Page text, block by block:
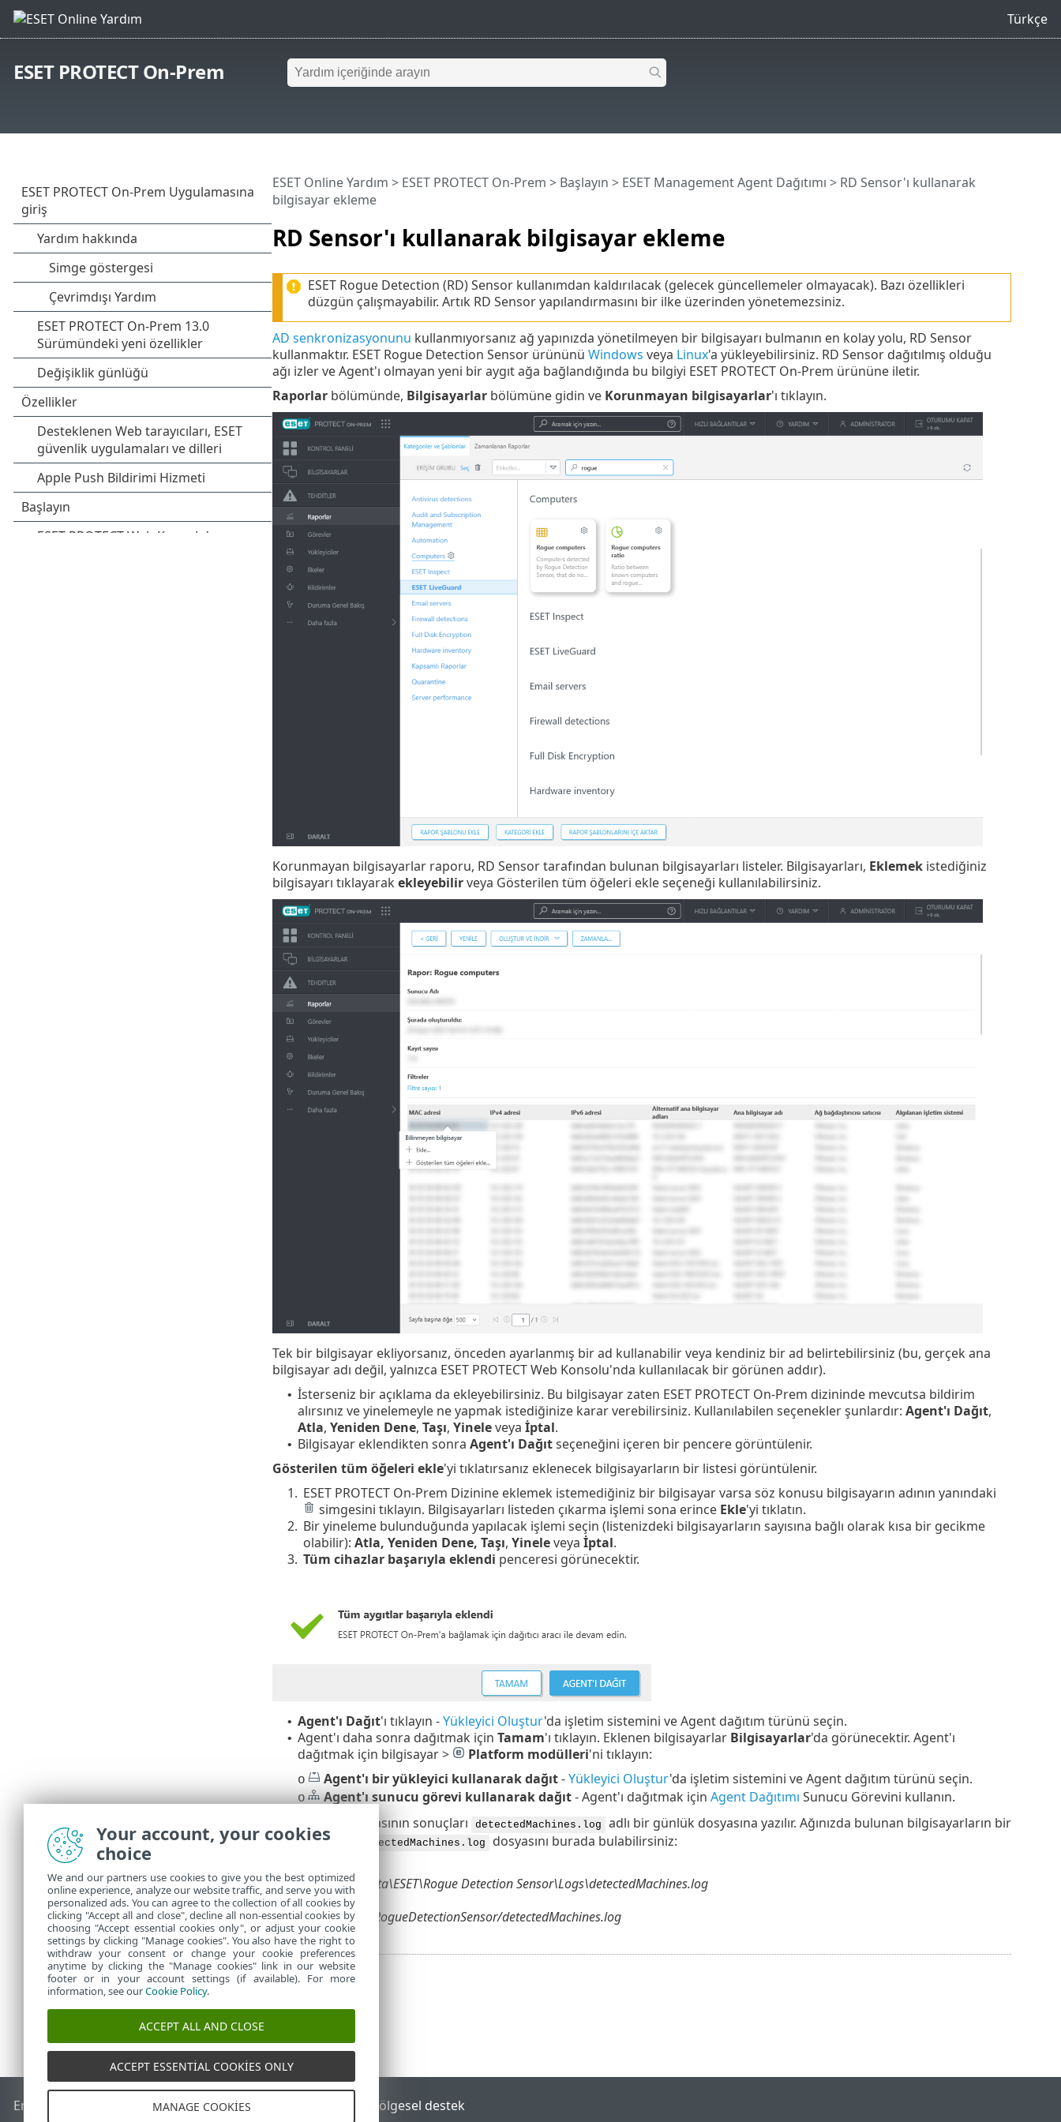
Türkçe
ESET PROTECT On-Prem
RD Sensor'ı kullanarak bilgisayar ekleme
ESET Online Yardım > ESET PROTECT On-Prem > Başlayın > ESET Management Agent Dağıtımı > RD Sensor'ı kullanarak
bilgisayar ekleme
ESET Rogue Detection (RD) Sensor kullanımdan kaldırılacak (gelecek güncellemeler olmayacak). Bazı özellikleri
düzgün çalışmayabilir. Artık RD Sensor yapılandırmasını bir ilke üzerinden yönetemezsiniz.
AD senkronizasyonunu kullanmıyorsanız ağ yapınızda yönetilmeyen bir bilgisayarı bulmanın en kolay yolu, RD Sensor
kullanmaktır. ESET Rogue Detection Sensor ürününü Windows veya Linux'a yükleyebilirsiniz. RD Sensor dağıtılmış olduğu
ağı izler ve Agent'ı olmayan yeni bir aygıt ağa bağlandığında bu bilgiyi ESET PROTECT On-Prem ürününe iletir.
Raporlarbölümünde, Bilgisayarlarbölümüne gidin ve Korunmayan bilgisayarlar'ı tıklayın.
Korunmayan bilgisayarlar raporu, RD Sensor tarafından bulunan bilgisayarları listeler. Bilgisayarları, Eklemekistediğiniz
bilgisayarı tıklayarak ekleyebilirveya Gösterilen tüm öğeleri ekle seçeneği kullanılabilirsiniz.
Tek bir bilgisayar ekliyorsanız, önceden ayarlanmış bir ad kullanabilir veya kendiniz bir ad belirtebilirsiniz (bu, gerçek ana
bilgisayar adı değil, yalnızca ESET PROTECT Web Konsolu'nda kullanılacak bir görünen addır).
• İsterseniz bir açıklama da ekleyebilirsiniz. Bu bilgisayar zaten ESET PROTECT On-Prem dizininde mevcutsa bildirim
alırsınız ve yinelemeyle ne yapmak istediğinize karar verebilirsiniz. Kullanılabilen seçenekler şunlardır: Agent'ı Dağıt,
Atla, Yeniden Dene, Taşı, Yineleveya İptal.
• Bilgisayar eklendikten sonra Agent'ı Dağıtseçeneğini içeren bir pencere görüntülenir.
Gösterilen tüm öğeleri ekle'yi tıklatırsanız eklenecek bilgisayarların bir listesi görüntülenir.
1. ESET PROTECT On-Prem Dizinine eklemek istemediğiniz bir bilgisayar varsa söz konusu bilgisayarın adının yanındaki
simgesini tıklayın. Bilgisayarları listeden çıkarma işlemi sona erince Ekle'yi tıklatın.
2. Bir yineleme bulunduğunda yapılacak işlemi seçin (listenizdeki bilgisayarların sayısına bağlı olarak kısa bir gecikme
olabilir): Atla, Yeniden Dene, Taşı, Yineleveya İptal.
3. Tüm cihazlar başarıyla eklendi penceresi görünecektir.
• Agent'ı Dağıt'ı tıklayın -Yükleyici Oluştur'da işletim sistemini ve Agent dağıtım türünü seçin.
• Agent'ı daha sonra dağıtmak için Tamam'ı tıklayın. Eklenen bilgisayarlar Bilgisayarlar'da görünecektir. Agent'ı
dağıtmak için bilgisayar >
Platform modülleri'ni tıklayın:
o Agent'ı bir yükleyici kullanarak dağıt-Yükleyici Oluştur'da işletim sistemini ve Agent dağıtım türünü seçin.
o Agent'ı sunucu görevi kullanarak dağıt- Agent'ı dağıtmak için Agent Dağıtımı Sunucu Görevini kullanın.
RD Sensor taramasının sonuçları
detectedMachines.log
adlı bir günlük dosyasına yazılır. Ağınızda bulunan bilgisayarların bir
listesini içerir.
detectedMachines.log dosyasını burada bulabilirsiniz:
C:\ProgramData\ESET\Rogue Detection Sensor\Logs\detectedMachines.log
• Linux
/var/log/eset/RogueDetectionSensor/detectedMachines.log
End of Life ESET Bilgi BankasıESET Forumu Bölgesel destek
Your account, your cookies
choice
We and our partners use cookies to give you the best optimized
online experience, analyze our website traffic, and serve you with
personalized ads. You can agree to the collection of all cookies by
clicking "Accept all and close", decline all non-essential cookies by
choosing "Accept essential cookies only", or adjust your cookie
settings by clicking "Manage cookies". You also have the right to
withdraw your consent or change your cookie preferences
anytime by clicking the "Manage cookies" link in our website
footer or in your account settings (if available). For more
information, see ourCookie Policy.
ACCEPT ALL AND CLOSE
ACCEPT ESSENTIAL COOKIES ONLY
MANAGE COOKIES